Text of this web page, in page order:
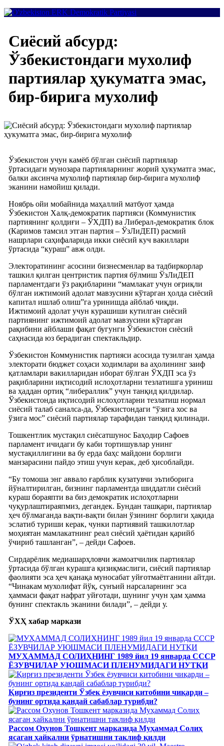
Сиёсий абсурд:
Ўзбекистондаги мухолиф
партиялар ҳукуматга эмас,
бир-бирига мухолиф
Ўзбекистон учун камёб бўлган сиёсий партиялар
ўртасидаги мунозара партияларнинг жорий ҳукуматга эмас,
балки аксинча мухолиф партиялар бир-бирига мухолиф
эканини намойиш қилади.
Ноябрь ойи мобайнида маҳаллий матбуот ҳамда
Ўзбекистон Халқ-демократик партияси (Коммунистик
партиянинг қолдиғи – ЎХДП) ва Либерал-демократик блок
(Каримов тамсил этган партия – ЎзЛиДЕП) расмий
нашрлари саҳифаларида икки сиёсий куч вакиллари
ўртасида “кураш” авж олди.
Электоратининг асосини бизнесменлар ва тадбиркорлар
ташкил қилган центристик партия бўлмиш ЎзЛиДЕП
парламентдаги ўз рақибларини “мамлакат учун оғриқли
бўлган ижтимоий адолат мавзусини кўтарган ҳолда сиёсий
капитал ишлаб олиш”га уринишда айблаб чиқди.
Ижтимоий адолат учун курашиши кутилган сиёсий
партиянинг ижтимоий адолат мавзусини кўтарган
рақибини айблаши фақат бугунги Ўзбекистон сиёсий
саҳнасида юз берадиган спектакльдир.
Ўзбекистон Коммунистик партияси асосида тузилган ҳамда
электорати бюджет соҳаси ходимлари ва аҳолининг заиф
қатламлари вакилларидан иборат бўлган ЎХДП эса ўз
рақибларини иқтисодий ислоҳотларни тезлатишга уриниш
ва ҳаддан ортиқ “либераллик” учун танқид қилдилар.
Ўзбекистонда иқтисодий ислоҳотларни тезлатиш нормал
сиёсий талаб саналса-да, Ўзбекистондаги “ўзига хос ва
ўзига мос” сиёсий партиялар тарафидан танқид қилинади.
Тошкентлик мустақил сиёсатшунос Баҳодир Сафоев
парламент ичидаги бу каби тортишувлар унинг
мустақиллигини ва бу ерда баҳс майдони борлиги
манзарасини пайдо этиш учун керак, деб ҳисоблайди.
“Бу томоша энг аввало ғарблик кузатувчи эътиборига
йўналтирилган, бизнинг парламентда шиддатли сиёсий
кураш бораяпти ва биз демократик ислоҳотларни
чуқурлаштираяпмиз, дегандек. Бундан ташқари, партиялар
ҳеч бўлмаганда вақти-вақти билан ўзининг борлиги ҳақида
эслатиб туриши керак, чунки партиявий ташкилотлар
моҳиятан мамлакатнинг реал сиёсий ҳаётидан қарийб
ўчириб ташланган”, – дейди Сафоев.
Сирдарёлик медиашарҳловчи жамоатчилик партиялар
ўртасида бўлган курашга қизиқмаслиги, сиёсий партиялар
фаолияти эса ҳеч қанақа муносабат уйғотмаётганини айтди.
“Чинакам мухолифат йўқ, сунъий нарсаларнинг эса
ҳаммаси фақат нафрат уйғотади, шунинг учун ҳам ҳамма
бунинг спектакль эканини билади”, – дейди у.
ЎХҲ хабар маркази
МУҲАММАД СОЛИҲНИНГ 1989 йил 19 январда СССР
ЁЗУВЧИЛАР УЮШМАСИ ПЛЕНУМИДАГИ НУТҚИ
Қирғиз президенти Ўзбек ёзувчиси китобини чиқарди –
бунинг ортида қандай сабаблар турибди?
Рассом Охунов Тошкент марказида Муҳаммад Солиҳ
яcаган ҳайкални ўрнатишни таклиф қилди